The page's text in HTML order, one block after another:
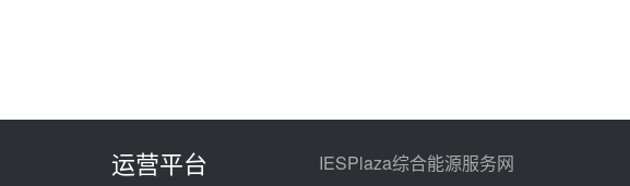
运营平台 IESPlaza综合能源服务网